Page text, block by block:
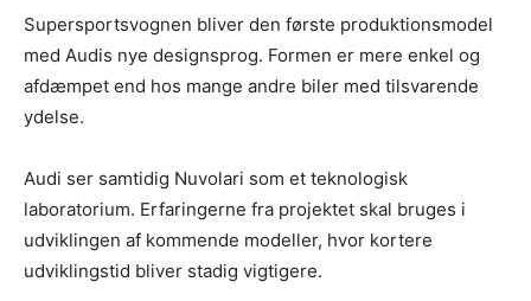
Supersportsvognen bliver den første produktionsmodel
med Audis nye designsprog. Formen er mere enkel og
afdæmpet end hos mange andre biler med tilsvarende
ydelse.
Audi ser samtidig Nuvolari som et teknologisk
laboratorium. Erfaringerne fra projektet skal bruges i
udviklingen af kommende modeller, hvor kortere
udviklingstid bliver stadig vigtigere.